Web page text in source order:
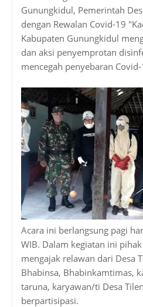
Gunungkidul, Pemerintah
dengan Rewalan Covid-19
Kabupaten Gunungkidul
dan aksi penyemprotan
mencegah penyebaran
Acara ini berlangsung pagi
WIB. Dalam kegiatan ini
mengajak relawan dari Desa
Bhabinsa, Bhabinkamtimas,
taruna, karyawan/ti Desa
berpartisipasi.